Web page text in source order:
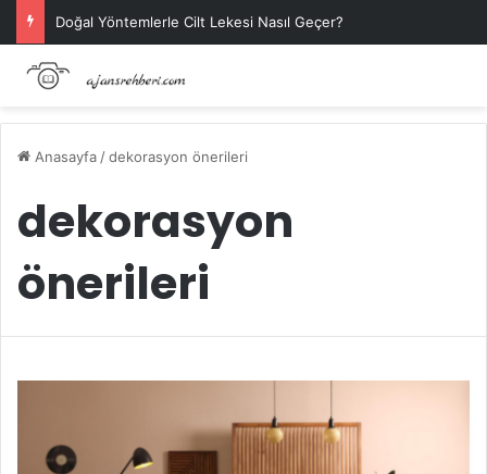
Doğal Yöntemlerle Cilt Lekesi Nasıl Geçer?
Anasayfa /dekorasyon önerileri
dekorasyon
önerileri